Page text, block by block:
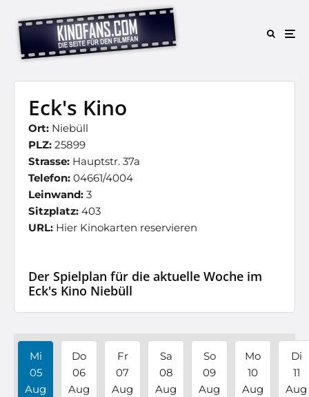
Eck's Kino
Ort: Niebüll
PLZ: 25899
Strasse: Hauptstr. 37a
Telefon: 04661/4004
Leinwand: 3
Sitzplatz: 403
URL: Hier Kinokarten reservieren
Der Spielplan für die aktuelle Woche im
Eck's Kino Niebüll
Mi
05
Aug
Do
06
Aug
Fr
07
Aug
Sa
08
Aug
So
09
Aug
Mo
10
Aug
Di
11
Aug